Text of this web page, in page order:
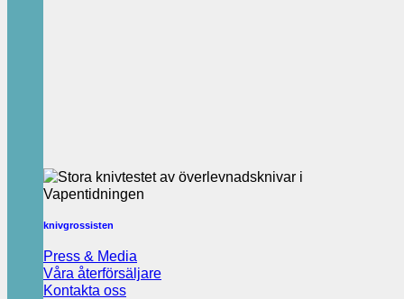
knivgrossisten
Press & Media
Våra återförsäljare
Kontakta oss